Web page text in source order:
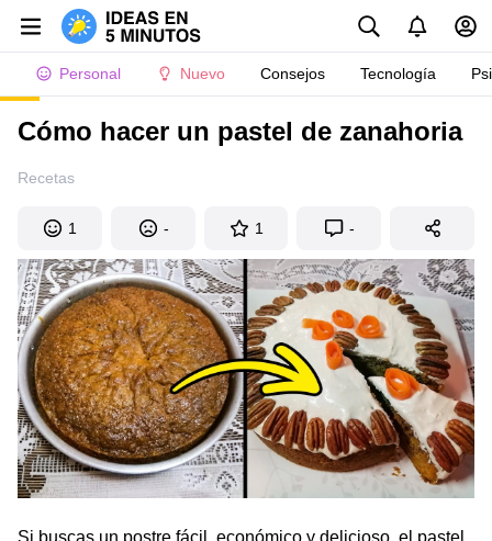
Personal Nuevo Consejos Tecnología
Cómo hacer un pastel de zanahoria
Recetas
1 - 1 -